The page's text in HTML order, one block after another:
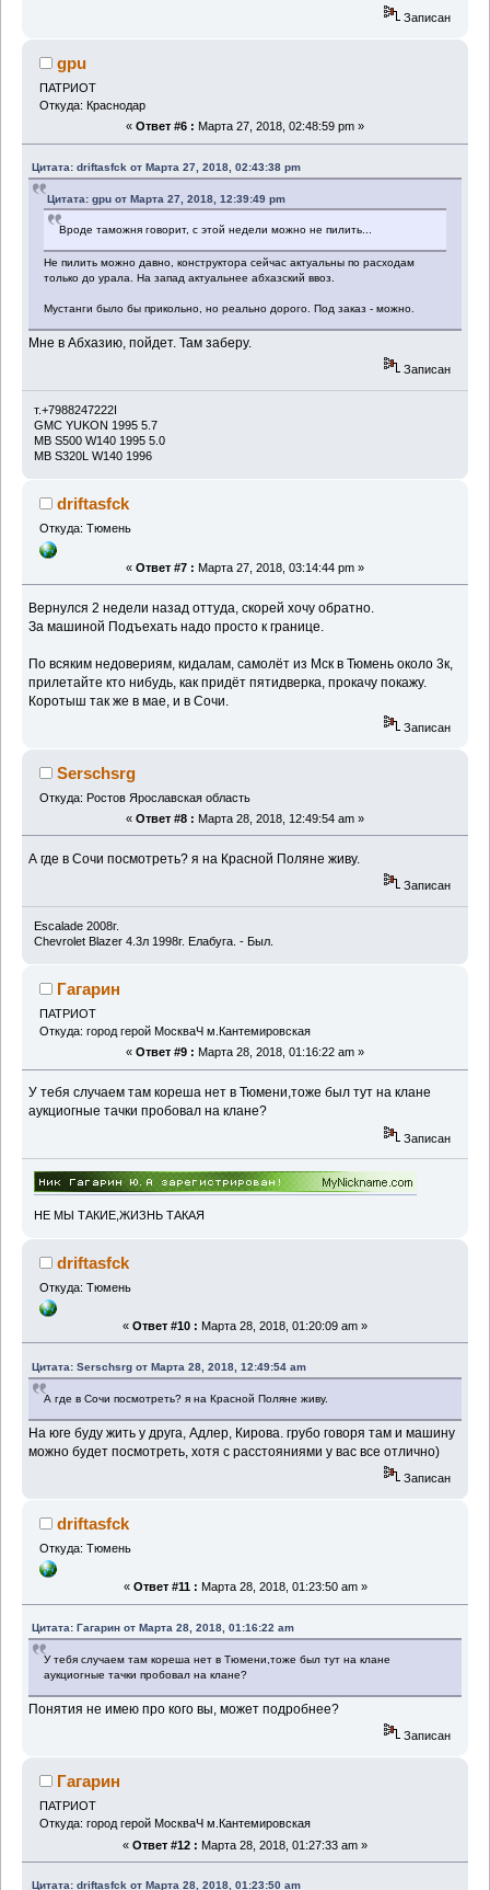
Записан
gpu
ПАТРИОТ
Откуда: Краснодар
« Ответ #6 : Марта 27, 2018, 02:48:59 pm »
Цитата: driftasfck от Марта 27, 2018, 02:43:38 pm
Цитата: gpu от Марта 27, 2018, 12:39:49 pm
Вроде таможня говорит, с этой недели можно не пилить...
Не пилить можно давно, конструктора сейчас актуальны по расходам
только до урала. На запад актуальнее абхазский ввоз.
Мустанги было бы прикольно, но реально дорого. Под заказ - можно.
Мне в Абхазию, пойдет. Там заберу.
Записан
т.+7988247222I
GMC YUKON 1995 5.7
MB S500 W140 1995 5.0
MB S320L W140 1996
driftasfck
Откуда: Тюмень
« Ответ #7 : Марта 27, 2018, 03:14:44 pm »
Вернулся 2 недели назад оттуда, скорей хочу обратно.
За машиной Подъехать надо просто к границе.
По всяким недовериям, кидалам, самолёт из Мск в Тюмень около 3к,
прилетайте кто нибудь, как придёт пятидверка, прокачу покажу.
Коротыш так же в мае, и в Сочи.
Записан
Serschsrg
Откуда: Ростов Ярославская область
« Ответ #8 : Марта 28, 2018, 12:49:54 am »
А где в Сочи посмотреть? я на Красной Поляне живу.
Записан
Escalade 2008г.
Chevrolet Blazer 4.3л 1998г. Елабуга. - Был.
Гагарин
ПАТРИОТ
Откуда: город герой МоскваЧ м.Кантемировская
« Ответ #9 : Марта 28, 2018, 01:16:22 am »
У тебя случаем там кореша нет в Тюмени,тоже был тут на клане
аукциогные тачки пробовал на клане?
Записан
НЕ МЫ ТАКИЕ,ЖИЗНЬ ТАКАЯ
driftasfck
Откуда: Тюмень
« Ответ #10 : Марта 28, 2018, 01:20:09 am »
Цитата: Serschsrg от Марта 28, 2018, 12:49:54 am
А где в Сочи посмотреть? я на Красной Поляне живу.
На юге буду жить у друга, Адлер, Кирова. грубо говоря там и машину
можно будет посмотреть, хотя с расстояниями у вас все отлично)
Записан
driftasfck
Откуда: Тюмень
« Ответ #11 : Марта 28, 2018, 01:23:50 am »
Цитата: Гагарин от Марта 28, 2018, 01:16:22 am
У тебя случаем там кореша нет в Тюмени,тоже был тут на клане
аукциогные тачки пробовал на клане?
Понятия не имею про кого вы, может подробнее?
Записан
Гагарин
ПАТРИОТ
Откуда: город герой МоскваЧ м.Кантемировская
« Ответ #12 : Марта 28, 2018, 01:27:33 am »
Цитата: driftasfck от Марта 28, 2018, 01:23:50 am